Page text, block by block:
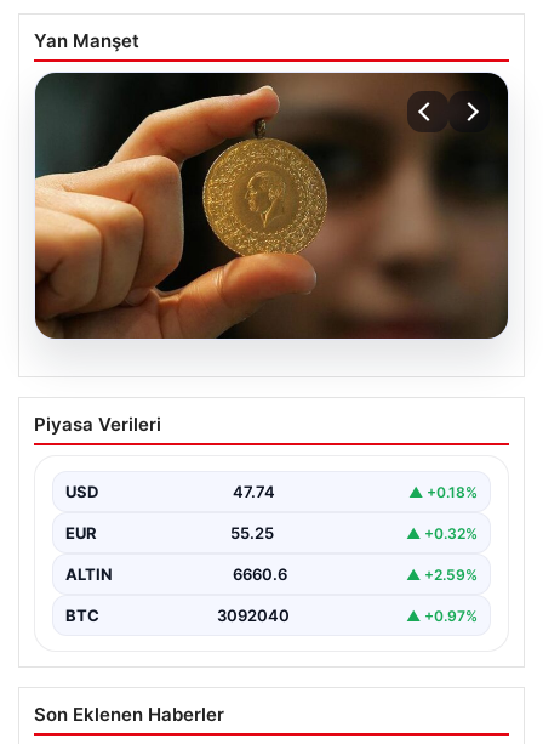
Yan Manşet
06.08.2026
22 Mayıs 2026 Güncel Altın Fiyatları ve
Analizi
hareketlilik yatırımcıların ve ilgili piyasa uzmanlarının
en…
Piyasa Verileri
USD 47.74 ▲ +0.18%
EUR 55.25 ▲ +0.32%
ALTIN 6660.6 ▲ +2.59%
BTC 3092040 ▲ +0.97%
Son Eklenen Haberler